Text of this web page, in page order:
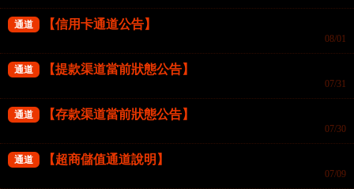
立即開始
通道 【信用卡通道公告】
08/01
通道 【提款渠道當前狀態公告】
07/31
通道 【存款渠道當前狀態公告】
07/30
通道 【超商儲值通道說明】
07/09